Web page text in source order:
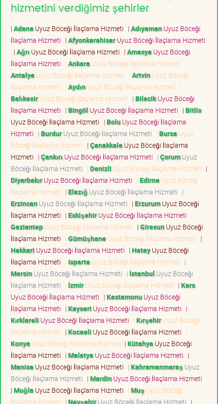
hizmetini verdiğimiz şehirler
| Adana Uyuz Böceği İlaçlama Hizmeti | AdıyamanUyuz Böceği
İlaçlama Hizmeti | AfyonkarahisarUyuz Böceği İlaçlama Hizmeti
| Ağrı Uyuz Böceği İlaçlama Hizmeti | Amasya Uyuz Böceği
İlaçlama Hizmeti | Ankara Uyuz Böceği İlaçlama Hizmeti |
Antalya Uyuz Böceği İlaçlama Hizmeti | ArtvinUyuz Böceği
İlaçlama Hizmeti | AydınUyuz Böceği İlaçlama Hizmeti |
BalıkesirUyuz Böceği İlaçlama Hizmeti | BilecikUyuz Böceği
İlaçlama Hizmeti | Bingöl Uyuz Böceği İlaçlama Hizmeti | Bitlis
Uyuz Böceği İlaçlama Hizmeti | BoluUyuz Böceği İlaçlama
Hizmeti | BurdurUyuz Böceği İlaçlama Hizmeti | Bursa Uyuz
Böceği İlaçlama Hizmeti | ÇanakkaleUyuz Böceği İlaçlama
Hizmeti | Çankırı Uyuz Böceği İlaçlama Hizmeti | ÇorumUyuz
Böceği İlaçlama Hizmeti | Denizli Uyuz Böceği İlaçlama Hizmeti |
DiyarbakırUyuz Böceği İlaçlama Hizmeti | EdirneUyuz Böceği
İlaçlama Hizmeti | Elazığ Uyuz Böceği İlaçlama Hizmeti |
ErzincanUyuz Böceği İlaçlama Hizmeti | ErzurumUyuz Böceği
İlaçlama Hizmeti | EskişehirUyuz Böceği İlaçlama Hizmeti |
GaziantepUyuz Böceği İlaçlama Hizmeti | GiresunUyuz Böceği
İlaçlama Hizmeti | GümüşhaneUyuz Böceği İlaçlama Hizmeti |
Hakkari Uyuz Böceği İlaçlama Hizmeti | HatayUyuz Böceği
İlaçlama Hizmeti | Isparta Uyuz Böceği İlaçlama Hizmeti |
MersinUyuz Böceği İlaçlama Hizmeti | İstanbul Uyuz Böceği
İlaçlama Hizmeti | İzmirUyuz Böceği İlaçlama Hizmeti | Kars
Uyuz Böceği İlaçlama Hizmeti | KastamonuUyuz Böceği
İlaçlama Hizmeti | Kayseri Uyuz Böceği İlaçlama Hizmeti |
Kırklareli Uyuz Böceği İlaçlama Hizmeti | KırşehirUyuz Böceği
İlaçlama Hizmeti | Kocaeli Uyuz Böceği İlaçlama Hizmeti |
Konya Uyuz Böceği İlaçlama Hizmeti | Kütahya Uyuz Böceği
İlaçlama Hizmeti | Malatya Uyuz Böceği İlaçlama Hizmeti |
Manisa Uyuz Böceği İlaçlama Hizmeti | Kahramanmaraş Uyuz
Böceği İlaçlama Hizmeti | MardinUyuz Böceği İlaçlama Hizmeti
| Muğla Uyuz Böceği İlaçlama Hizmeti | Muş Uyuz Böceği
İlaçlama Hizmeti | NevşehirUyuz Böceği İlaçlama Hizmeti |